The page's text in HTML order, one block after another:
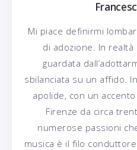
Mi piace definirmi
di adozione. In
guardata
sbilanciata su un affido.
apolide, con un
Firenze da circa
numerose passioni
musica è il filo